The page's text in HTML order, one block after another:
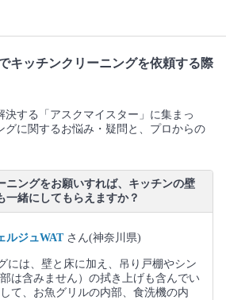
キッチンクリーニングを依頼する際
決する「アスクマイスター」に集まっ
グに関するお悩み・疑問と、プロからの
ニングをお願いすれば、キッチンの壁
一緒にしてもらえますか？
ルジュWAT さん(神奈川県)
には、壁と床に加え、吊り戸棚やシン
は含みません）の拭き上げも含んでい
て、お魚グリルの内部、食洗機の内